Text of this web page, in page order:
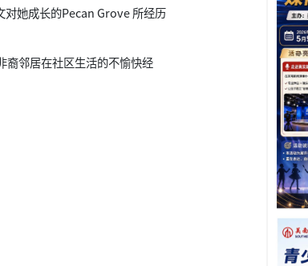
她成长的Pecan Grove 所经历
裔邻居在社区生活的不愉快经